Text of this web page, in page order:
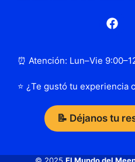
⏰ Atención: Lun–Vie
⭐ ¿Te gustó tu experiencia
📝 Déjanos tu